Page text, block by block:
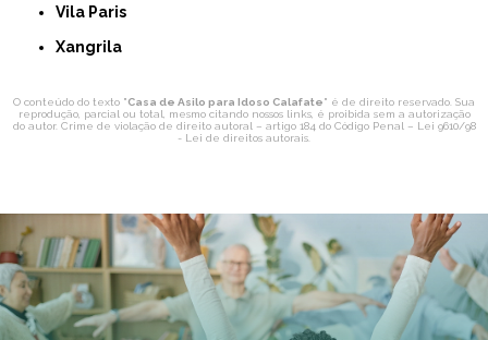
Vila Paris
Xangrila
O conteúdo do texto "Casa de Asilo para Idoso Calafate" é de direito reservado. Sua
reprodução, parcial ou total, mesmo citando nossos links, é proibida sem a autorização
do autor. Crime de violação de direito autoral – artigo 184 do Código Penal – Lei 9610/98
- Lei de direitos autorais